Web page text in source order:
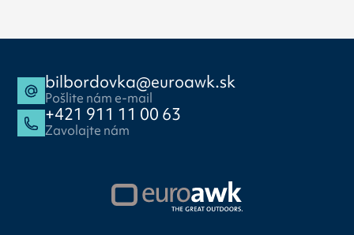
bilbordovka@euroawk.sk
Pošlite nám e-mail
+421 911 11 00 63
Zavolajte nám